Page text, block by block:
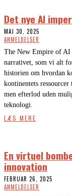
Det nye AI
MAJ 30, 2025
ANMELDELSER
The New Empire of
narrativet, som vi alt
historien om hvordan
kontinentets
men efterlod uden
teknologi.
LÆS MERE
En virtuel
innovation
FEBRUAR 26, 2025
ANMELDELSER